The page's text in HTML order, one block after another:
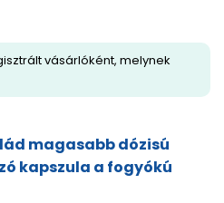
vásárlóként, melynek
magasabb dózisú
kapszula a fogyókú